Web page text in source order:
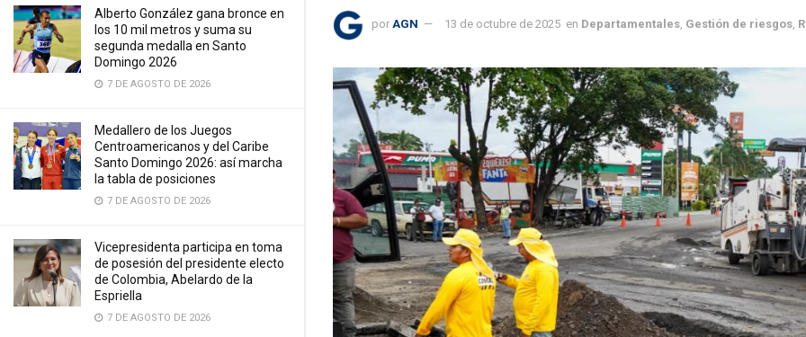
Alberto González gana bronce en
los 10 mil metros y suma su
segunda medalla en Santo
Domingo 2026
7 DE AGOSTO DE 2026
Medallero de los Juegos
Centroamericanos y del Caribe
Santo Domingo 2026: así marcha
la tabla de posiciones
7 DE AGOSTO DE 2026
Vicepresidenta participa en toma
de posesión del presidente electo
de Colombia, Abelardo de la
Espriella
7 DE AGOSTO DE 2026
por AGN 13 de octubre de 2025 en Departamentales Gestión de riesgos